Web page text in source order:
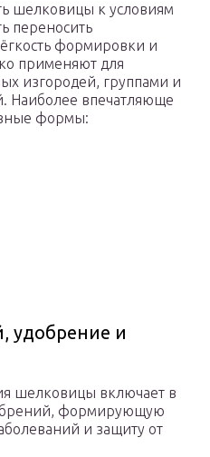
шелковицы к условиям
переносить
формировки и
применяют для
изгородей, группами и
Наиболее впечатляюще
формы:
удобрение и
шелковицы включает в
формирующую
и защиту от